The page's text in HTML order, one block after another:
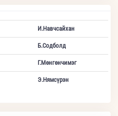
И.Навчсайхан
Б.Содболд
Г.Мөнгөнчимэг
Э.Нямсүрэн